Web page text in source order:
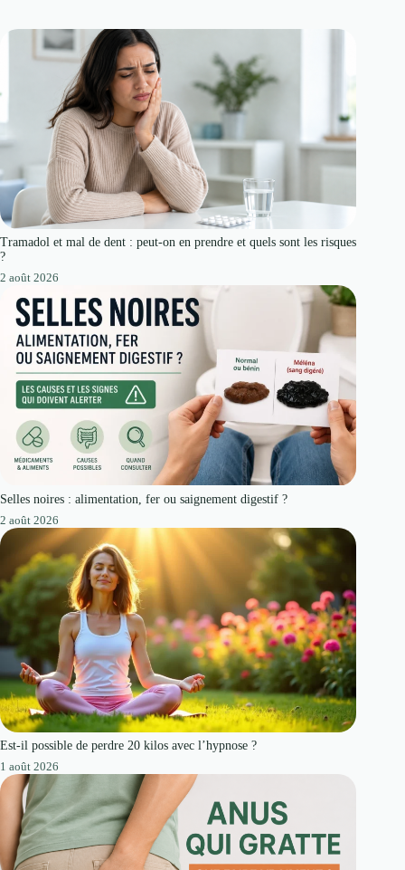
Tramadol et mal de dent : peut-on en prendre et quels sont les risques
?
2 août 2026
Selles noires : alimentation, fer ou saignement digestif ?
2 août 2026
Est-il possible de perdre 20 kilos avec l’hypnose ?
1 août 2026